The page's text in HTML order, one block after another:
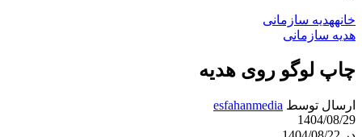
خانههدیه سازمانی
هدیه سازمانی
چاپ لوگو روی هدیه
ارسال توسط esfahanmedia
1404/08/29